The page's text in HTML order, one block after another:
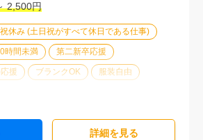
休み (土日祝がすべて休日である仕事)
時間未満 第二新卒応援
援 ブランクOK 服装自由
2,500円
詳細を⾒る